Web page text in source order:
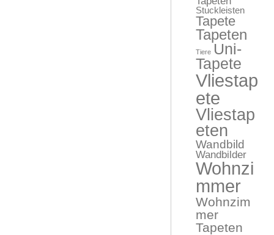
Stuckleisten
Tapete
Tapeten
Tiere Uni-
Tapete
Vliestap
ete
Vliestap
eten
Wandbild
Wandbilder
Wohnzi
mmer
Wohnzim
mer
Tapeten